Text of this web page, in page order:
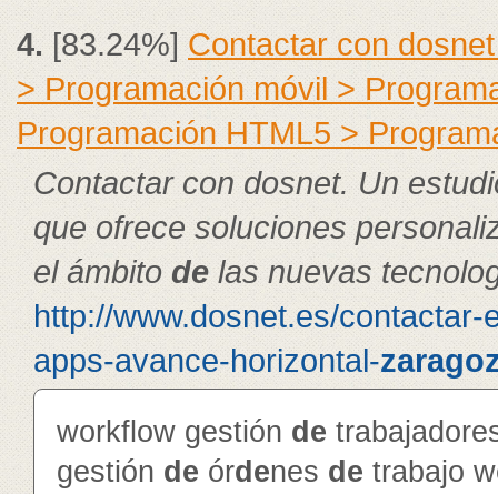
4. [83.24%]Contactar con
> Programación móvil >
Programación HTML5 >
Contactar con dosnet. Un
que ofrece soluciones
el ámbitode las nuevas
http://www.dosnet.es/contactar-
apps-avance-horizontal-
workflow gestión de
gestión de órdenes de trabajo